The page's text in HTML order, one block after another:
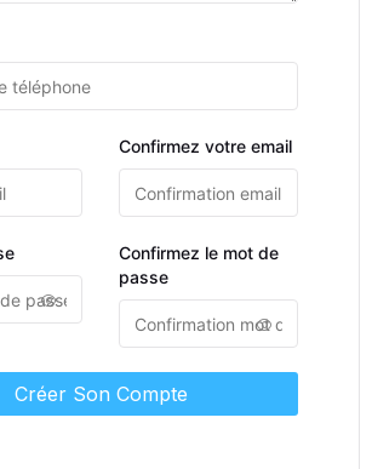
Confirmez votre email
Confirmez le mot de
passe
Créer Son Compte